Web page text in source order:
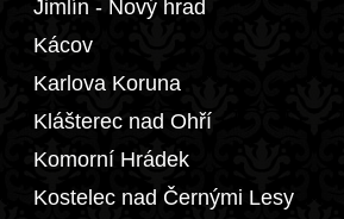
Jimlín - Nový hrad
Kácov
Karlova Koruna
Klášterec nad Ohří
Komorní Hrádek
Kostelec nad Černými Lesy